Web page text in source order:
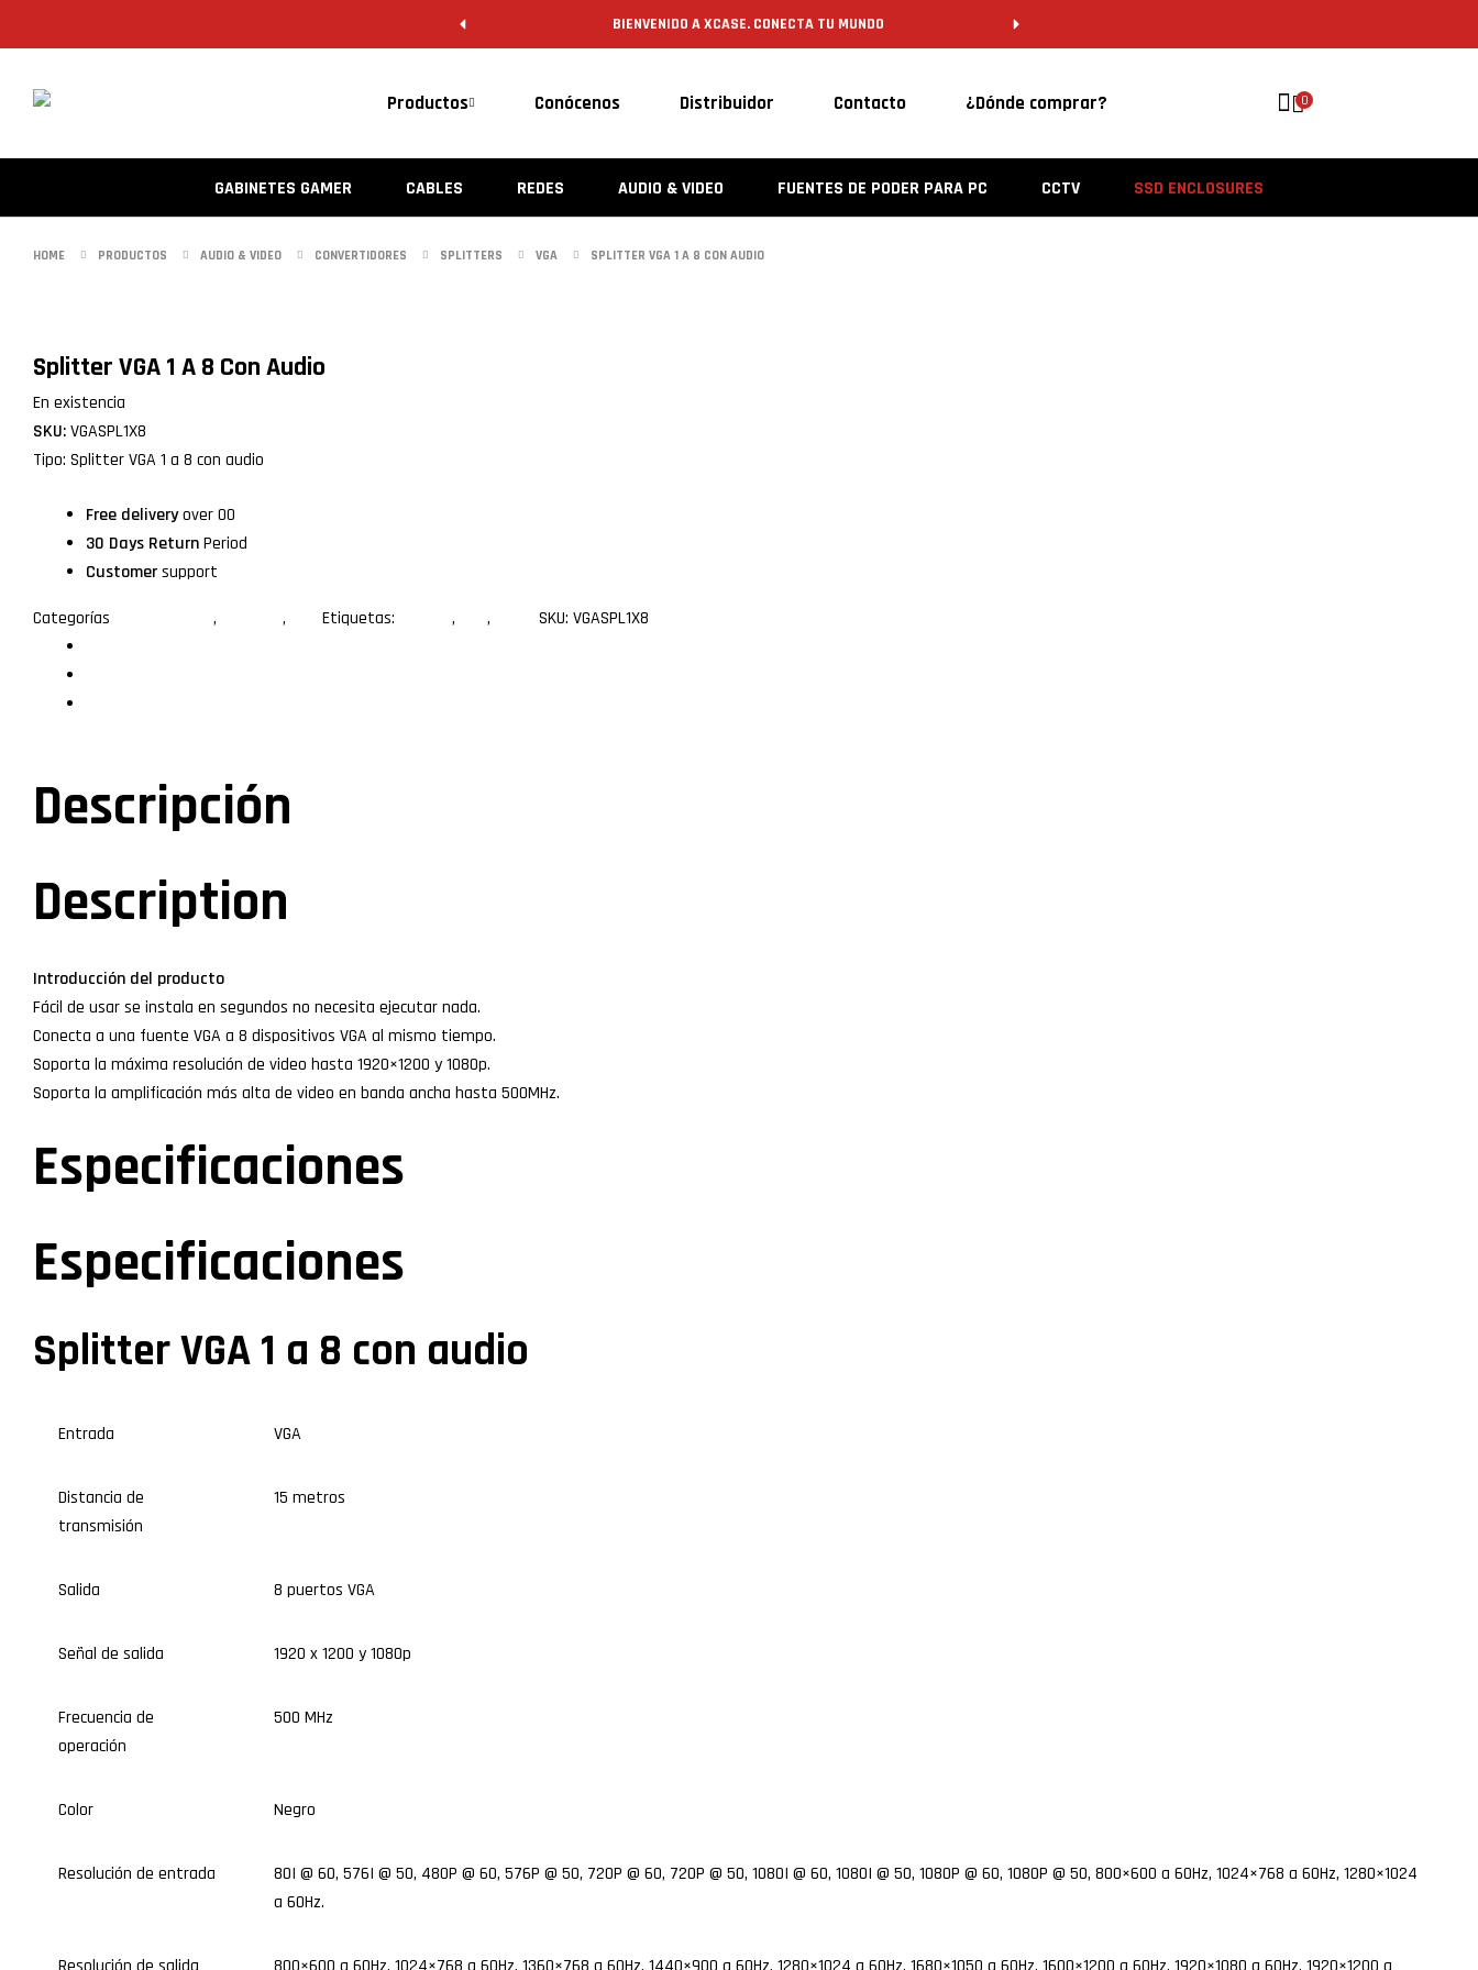
BIENVENIDO A XCASE. CONECTA TU MUNDO
Productos Conócenos Distribuidor Contacto ¿Dónde comprar? 0
GABINETES GAMER CABLES REDES AUDIO & VIDEO FUENTES DE PODER PARA PC CCTV SSD ENCLOSURES
HOME PRODUCTOS AUDIO & VIDEO CONVERTIDORES SPLITTERS VGA SPLITTER VGA 1 A 8 CON AUDIO
Splitter VGA 1 A 8 Con Audio
En existencia
SKU:VGASPL1X8
Tipo: Splitter VGA 1 a 8 con audio
Free deliveryover 00
30 Days ReturnPeriod
Customersupport
Categorías
, , Etiquetas: , , SKU: VGASPL1X8
Descripción
Description
Introducción del producto
Fácil de usar se instala en segundos no necesita ejecutar nada.
Conecta a una fuente VGA a 8 dispositivos VGA al mismo tiempo.
Soporta la máxima resolución de video hasta 1920×1200 y 1080p.
Soporta la amplificación más alta de video en banda ancha hasta 500MHz.
Especificaciones
Especificaciones
Splitter VGA 1 a 8 con audio
Entrada VGA
Distancia de
transmisión
15 metros
Salida 8 puertos VGA
Señal de salida 1920 x 1200 y 1080p
Frecuencia de
operación
500 MHz
Color Negro
Resolución de entrada
80I @ 60, 576I @ 50, 480P @ 60, 576P @ 50, 720P @ 60, 720P @ 50, 1080I @ 60, 1080I @ 50, 1080P @ 60, 1080P @ 50, 800×600 a 60Hz, 1024×768 a 60Hz, 1280×1024
a 60Hz.